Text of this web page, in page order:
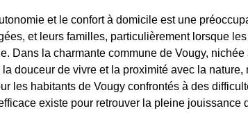
et le confort à domicile est une
et leurs familles, particulièrement lorsque
Dans la charmante commune de Vougy,
la douceur de vivre et la proximité avec la
les habitants de Vougy confrontés à des
existe pour retrouver la pleine jouissance